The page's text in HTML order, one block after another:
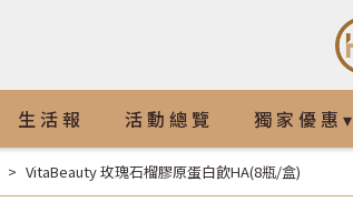
生 活 報 活 動 總 覽 獨 家 優 惠 ▾
VitaBeauty 玫瑰石榴膠原蛋白飲HA(8瓶/盒)